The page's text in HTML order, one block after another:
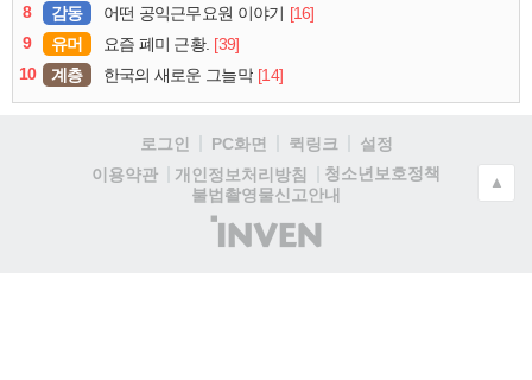
8
감동 어떤 공익근무요원 이야기 [16]
9
유머 요즘 폐미 근황. [39]
10
계층 한국의 새로운 그늘막 [14]
로그인 PC화면 퀵링크
설정
이용약관
개인정보처리방침
청소년보호정책
불법촬영물신고안내
(주)
인
▲